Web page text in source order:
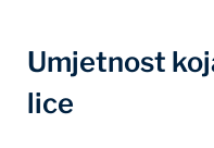
Umjetnost
lice